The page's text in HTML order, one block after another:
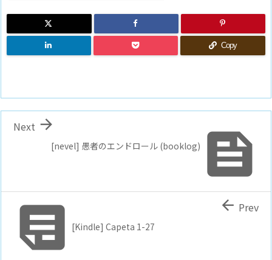
Copy

[nevel] 愚者のエンドロール (booklog)

Next
[Kindle] Capeta 1-27
 Prev